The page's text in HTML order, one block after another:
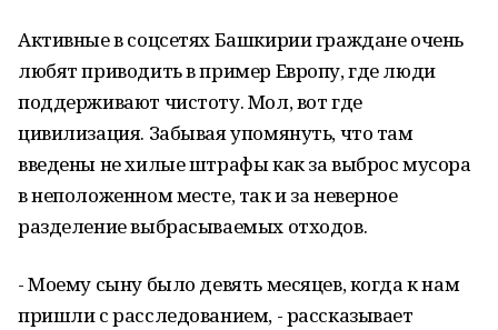
Активные в соцсетях Башкирии граждане очень
любят приводить в пример Европу, где люди
поддерживают чистоту. Мол, вот где
цивилизация. Забывая упомянуть, что там
введены не хилые штрафы как за выброс мусора
в неположенном месте, так и за неверное
разделение выбрасываемых отходов.
- Моему сыну было девять месяцев, когда к нам
пришли с расследованием, - рассказывает